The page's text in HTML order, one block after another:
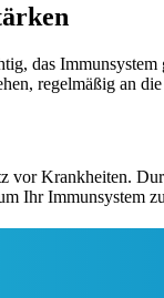
das
regelmäßig an
vor Krankheiten.
Ihr Immunsystem